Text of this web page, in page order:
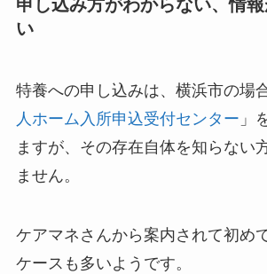
申し込み方がわからない、情
い
特養への申し込みは、横浜市の場
人ホーム入所申込受付センター 」
ますが、その存在自体を知らない
ません。
ケアマネさんから案内されて初め
ケースも多いようです。